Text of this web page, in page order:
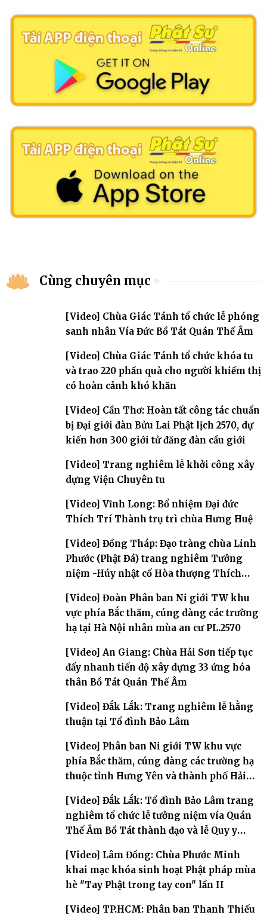
Cùng chuyên mục
[Video] Chùa Giác Tánh tổ chức lễ phóng
sanh nhân Vía Đức Bồ Tát Quán Thế Âm
[Video] Chùa Giác Tánh tổ chức khóa tu
và trao 220 phần quà cho người khiếm thị
có hoàn cảnh khó khăn
[Video] Cần Thơ: Hoàn tất công tác chuẩn
bị Đại giới đàn Bửu Lai Phật lịch 2570, dự
kiến hơn 300 giới tử đăng đàn cầu giới
[Video] Trang nghiêm lễ khởi công xây
dựng Viện Chuyên tu
[Video] Vĩnh Long: Bổ nhiệm Đại đức
Thích Trí Thành trụ trì chùa Hưng Huệ
[Video] Đồng Tháp: Đạo tràng chùa Linh
Phước (Phật Đá) trang nghiêm Tưởng
niệm -Húy nhật cố Hòa thượng Thích
[Video] Đoàn Phân ban Ni giới TW khu
vực phía Bắc thăm, cúng dàng các trường
hạ tại Hà Nội nhân mùa an cư PL.2570
[Video] An Giang: Chùa Hải Sơn tiếp tục
đẩy nhanh tiến độ xây dựng 33 ứng hóa
thân Bồ Tát Quán Thế Âm
[Video] Đắk Lắk: Trang nghiêm lễ hằng
thuận tại Tổ đình Bảo Lâm
[Video] Phân ban Ni giới TW khu vực
phía Bắc thăm, cúng dàng các trường hạ
thuộc tỉnh Hưng Yên và thành phố Hải
[Video] Đắk Lắk: Tổ đình Bảo Lâm trang
nghiêm tổ chức lễ tưởng niệm vía Quán
Thế Âm Bồ Tát thành đạo và lễ Quy y
[Video] Lâm Đồng: Chùa Phước Minh
khai mạc khóa sinh hoạt Phật pháp mùa
hè "Tay Phật trong tay con" lần II
[Video] TP.HCM: Phân ban Thanh Thiếu